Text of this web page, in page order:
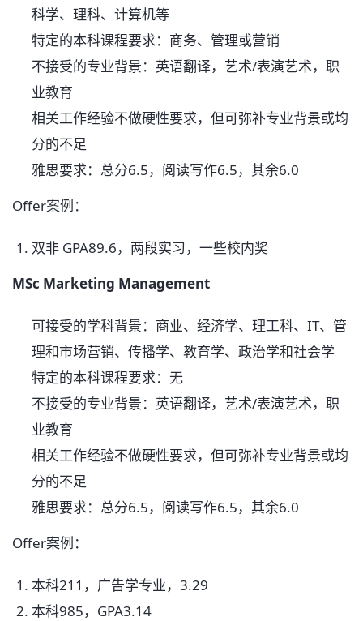
科学、理科、计算机等
特定的本科课程要求：商务、管理或营销
不接受的专业背景：英语翻译，艺术/表演艺术，职
业教育
相关工作经验不做硬性要求，但可弥补专业背景或均
分的不足
雅思要求：总分6.5，阅读写作6.5，其余6.0
Offer案例：
双非 GPA89.6，两段实习，一些校内奖
MSc Marketing Management
可接受的学科背景：商业、经济学、理工科、IT、管
理和市场营销、传播学、教育学、政治学和社会学
特定的本科课程要求：无
不接受的专业背景：英语翻译，艺术/表演艺术，职
业教育
相关工作经验不做硬性要求，但可弥补专业背景或均
分的不足
雅思要求：总分6.5，阅读写作6.5，其余6.0
Offer案例：
本科211，广告学专业，3.29
本科985，GPA3.14